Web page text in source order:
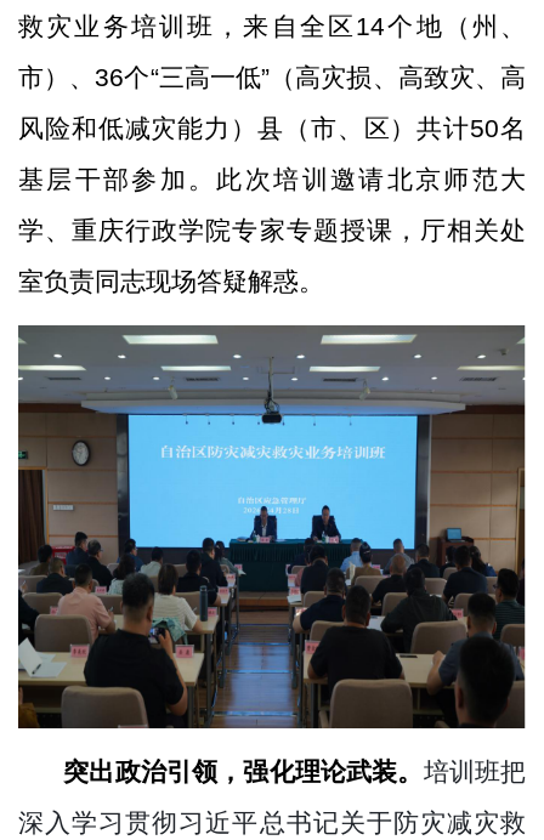
救灾业务培训班 ，来自全区14个地（州、
市） 、36个“三高一低”（高灾损、高致灾、高
风险和低减灾能力）县（市、区）共计50名
基层干部参加 。 此次培训邀请北京师范大
学、重庆行政学院专家专题授课 ， 厅相关处
室负责同志现场答疑解惑。
突出政治引领，强化理论武装。 培训班把
深入学习贯彻习近平总书记关于防灾减灾救